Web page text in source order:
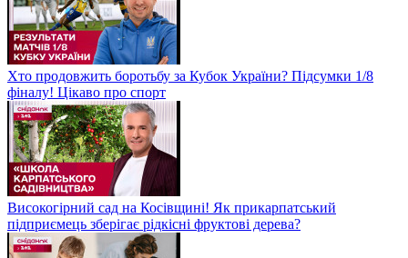
Хто продовжить боротьбу за Кубок України? Підсумки 1/8
фіналу! Цікаво про спорт
Високогірний сад на Косівщині! Як прикарпатський
підприємець зберігає рідкісні фруктові дерева?